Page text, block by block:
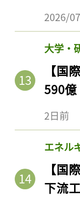
2026/
大学・
【国
590
2日前
エネル
【国
下流